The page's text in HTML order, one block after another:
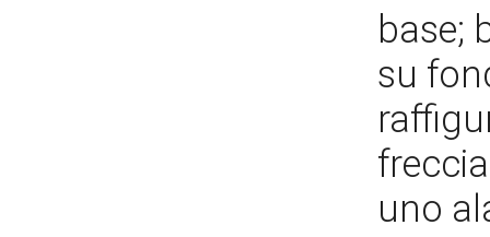
base;
su
uno